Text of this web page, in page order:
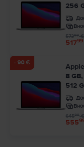
256
51799
57399€
- 90 €
8
512
555
64599€